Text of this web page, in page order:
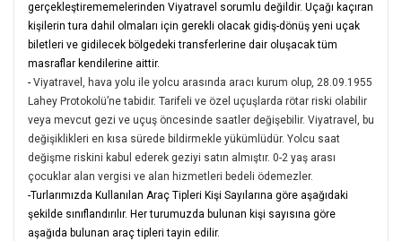
gerçekleştirememelerinden Viyatravel sorumlu değildir. Uçağı kaçıran
kişilerin tura dahil olmaları için gerekli olacak gidiş-dönüş yeni uçak
biletleri ve gidilecek bölgedeki transferlerine dair oluşacak tüm
masraflar kendilerine aittir.
- Viyatravel, hava yolu ile yolcu arasında aracı kurum olup, 28.09.1955
Lahey Protokolü’ne tabidir. Tarifeli ve özel uçuşlarda rötar riski olabilir
veya mevcut gezi ve uçuş öncesinde saatler değişebilir. Viyatravel, bu
değişiklikleri en kısa sürede bildirmekle yükümlüdür. Yolcu saat
değişme riskini kabul ederek geziyi satın almıştır. 0-2 yaş arası
çocuklar alan vergisi ve alan hizmetleri bedeli ödemezler.
-Turlarımızda Kullanılan Araç Tipleri Kişi Sayılarına göre aşağıdaki
şekilde sınıflandırılır. Her turumuzda bulunan kişi sayısına göre
aşağıda bulunan araç tipleri tayin edilir.